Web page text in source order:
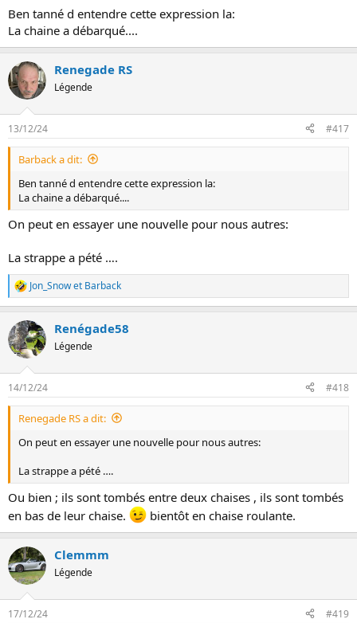
Ben tanné d entendre cette expression la:
La chaine a débarqué....
Renegade RS
Légende
13/12/24 #417
Barback a dit:
Ben tanné d entendre cette expression la:
La chaine a débarqué....
On peut en essayer une nouvelle pour nous autres:
La strappe a pété ….
L
e
r
é
a
i
o
Jon_Snowet Barback
Renégade58
Légende
14/12/24 #418
Renegade RS a dit:
On peut en essayer une nouvelle pour nous autres:
La strappe a pété ….
Ou bien ; ils sont tombés entre deux chaises , ils sont tombés
en bas de leur chaise.
bientôt en chaise roulante.
Clemmm
Légende
17/12/24 #419